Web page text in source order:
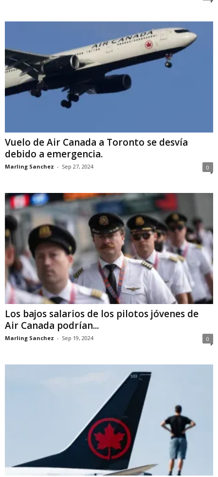
Vuelo de Air Canada a Toronto se desvía
debido a emergencia.
Marling Sanchez - Sep 27, 2024 0
Los bajos salarios de los pilotos jóvenes de
Air Canada podrían...
Marling Sanchez - Sep 19, 2024 0